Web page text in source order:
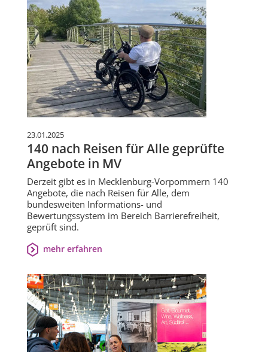
23.01.2025
140 nach Reisen für Alle geprüfte
Angebote in MV
Derzeit gibt es in Mecklenburg-Vorpommern 140
Angebote, die nach Reisen für Alle, dem
bundesweiten Informations- und
Bewertungssystem im Bereich Barrierefreiheit,
geprüft sind.
mehr erfahren